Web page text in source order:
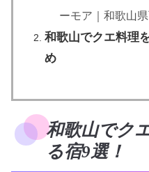
ーモア｜和歌山
和歌山でクエ料理
め
和歌山でク
る宿9選！